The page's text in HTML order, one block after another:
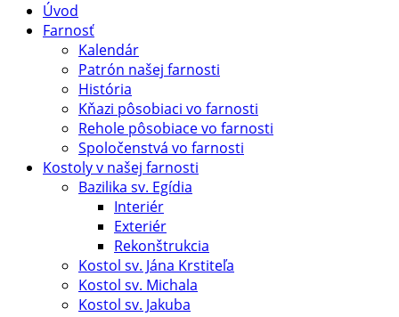
Úvod
Farnosť
Kalendár
Patrón našej farnosti
História
Kňazi pôsobiaci vo farnosti
Rehole pôsobiace vo farnosti
Spoločenstvá vo farnosti
Kostoly v našej farnosti
Bazilika sv. Egídia
Interiér
Exteriér
Rekonštrukcia
Kostol sv. Jána Krstiteľa
Kostol sv. Michala
Kostol sv. Jakuba